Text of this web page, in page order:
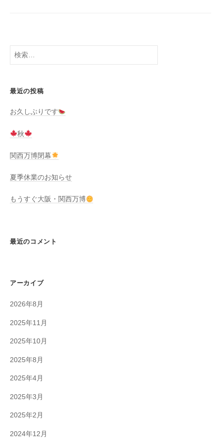
検
最近の投稿
お久しぶりです
秋
関西万博閉幕
夏季休業のお知らせ
もうすぐ大阪・関西万博
最近のコメント
アーカイブ
2026年8月
2025年11月
2025年10月
2025年8月
2025年4月
2025年3月
2025年2月
2024年12月